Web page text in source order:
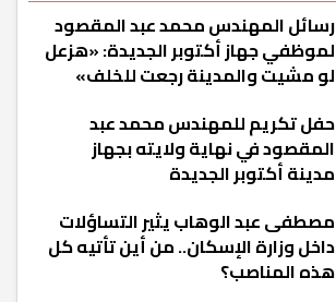
رسائل المهندس محمد عبد المقصود
لموظفي جهاز أكتوبر الجديدة: «هزعل
لو مشيت والمدينة رجعت للخلف»
حفل تكريم للمهندس محمد عبد
المقصود في نهاية ولايته بجهاز
مدينة أكتوبر الجديدة
مصطفى عبد الوهاب يثير التساؤلات
داخل وزارة الإسكان.. من أين تأتيه كل
هذه المناصب؟